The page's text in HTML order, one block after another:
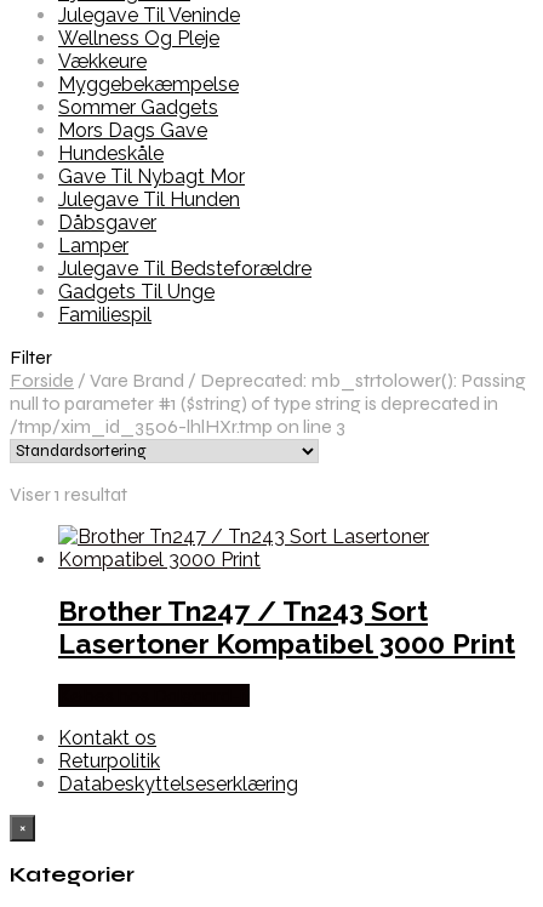
Julegave Til Veninde
Wellness Og Pleje
Vækkeure
Myggebekæmpelse
Sommer Gadgets
Mors Dags Gave
Hundeskåle
Gave Til Nybagt Mor
Julegave Til Hunden
Dåbsgaver
Lamper
Julegave Til Bedsteforældre
Gadgets Til Unge
Familiespil
Filter
Forside / Vare Brand / Deprecated: mb_strtolower(): Passing
null to parameter #1 ($string) of type string is deprecated in
/tmp/xim_id_3506-lhlHXr.tmp on line 3
Viser 1 resultat
Brother Tn247 / Tn243 Sort
Lasertoner Kompatibel 3000 Print
Kontakt os
Returpolitik
Databeskyttelseserklæring
×
Kategorier